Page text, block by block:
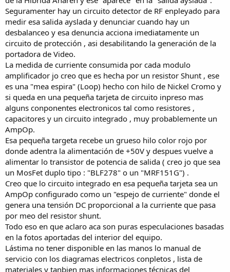
Seguramenter hay un circuito detector de RF enpleyado para
medir esa salida ayslada y denunciar cuando hay un
desbalanceo y esa denuncia acciona imediatamente un
circuito de protección , asi desabilitando la generación de la
portadora de Video.
La medida de curriente consumida por cada modulo
amplificador jo creo que es hecha por un resistor Shunt , ese
es una "mea espira" (Loop) hecho con hilo de Nickel Cromo y
si queda en una pequeña tarjeta de circuito inpreso mas
alguns conponentes electronicos tal como resistores ,
capacitores y un circuito integrado , muy probablemente un
AmpOp.
Esa pequeña targeta recebe un grueso hilo color rojo por
donde adentra la alimentación de +50V y despues vuelve a
alimentar lo transistor de potencia de salida ( creo jo que sea
un MosFet duplo tipo : "BLF278" o un "MRF151G") .
Creo que lo circuito integrado en esa pequeña tarjeta sea un
AmpOp configurado como un "espejo de curriente" donde el
genera una tensión DC proporcional a la curriente que pasa
por meo del resistor shunt.
Todo eso en que aclaro aca son puras especulaciones basadas
en la fotos aportadas del interior del equipo.
Lástima no tener disponible en las manos lo manual de
servicio con los diagramas electricos conpletos , lista de
materiales y tanbien mas informaciones técnicas del